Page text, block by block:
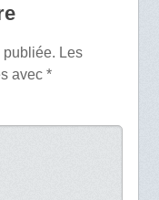
publiée. Les
avec *